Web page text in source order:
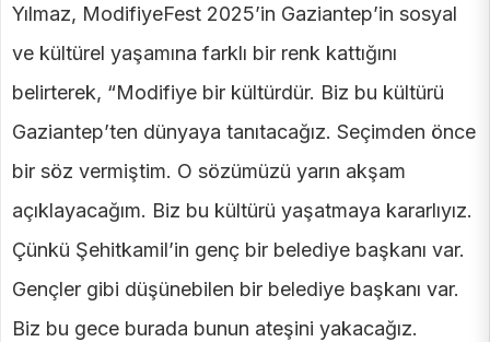
Yılmaz, ModifiyeFest 2025’in Gaziantep’in sosyal
ve kültürel yaşamına farklı bir renk kattığını
belirterek, “Modifiye bir kültürdür. Biz bu kültürü
Gaziantep’ten dünyaya tanıtacağız. Seçimden önce
bir söz vermiştim. O sözümüzü yarın akşam
açıklayacağım. Biz bu kültürü yaşatmaya kararlıyız.
Çünkü Şehitkamil’in genç bir belediye başkanı var.
Gençler gibi düşünebilen bir belediye başkanı var.
Biz bu gece burada bunun ateşini yakacağız.